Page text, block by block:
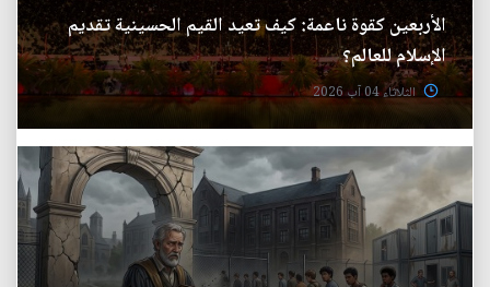
الأربعين كقوة ناعمة: كيف تعيد القيم الحسينية تقديم
الإسلام للعالم؟
الثلاثاء 04 آب 2026